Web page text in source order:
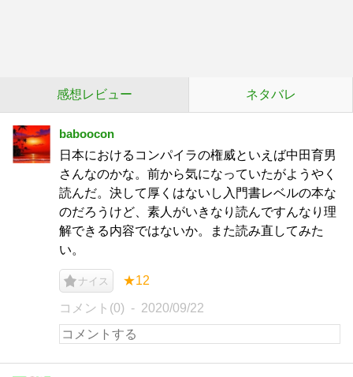
感想レビュー ネタバレ
baboocon
日本におけるコンパイラの権威といえば中田育男
さんなのかな。前から気になっていたがようやく
読んだ。決して厚くはないし入門書レベルの本な
のだろうけど、素人がいきなり読んですんなり理
解できる内容ではないか。また読み直してみた
い。
ナイス ★12
コメント(0) 2020/09/22